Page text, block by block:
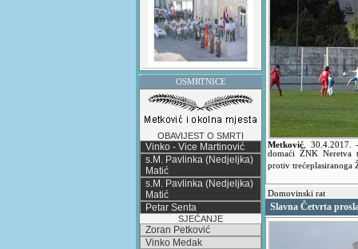
OSMRTNICE
OBAVIJEST O SMRTI
Vinko - Vice Martinović
s.M. Pavlinka (Nedjeljka)
Matić
s.M. Pavlinka (Nedjeljka)
Matić
Petar Senta
SJEĆANJE
Zoran Petković
Vinko Medak
Metković 30.4.2017.
domaći ŽNK Neretva
protiv trećeplasiranoga
Domovinski rat
Slavna Četvrta